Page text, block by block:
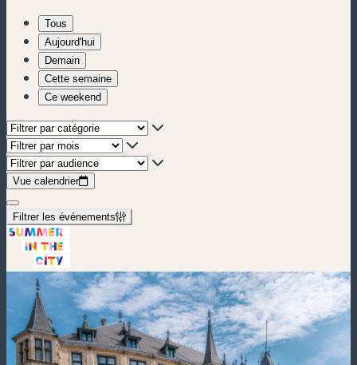
Tous
Aujourd'hui
Demain
Cette semaine
Ce weekend
Vue calendrier
Filtrer les événements